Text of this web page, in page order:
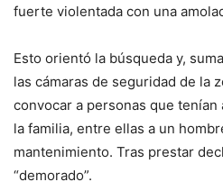
fuerte violentada con una
Esto orientó la búsqueda y,
las cámaras de seguridad de la
convocar a personas que
la familia, entre ellas a un
mantenimiento. Tras prestar
“demorado”.